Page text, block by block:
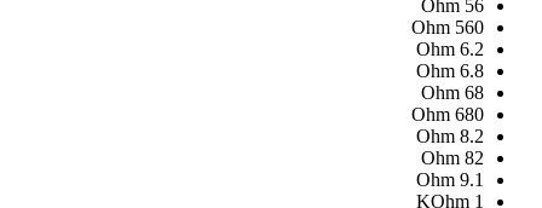
56
Ohm
560
Ohm
6.2
Ohm
6.8
Ohm
68
Ohm
680
Ohm
8.2
Ohm
82
Ohm
9.1
Ohm
1
KOhm